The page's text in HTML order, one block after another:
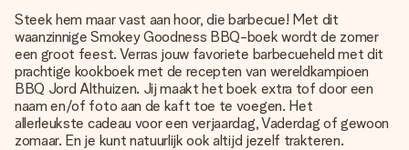
Steek hem maar vast aan hoor, die barbecue! Met dit
waanzinnige Smokey Goodness BBQ-boek wordt de zomer
een groot feest. Verras jouw favoriete barbecueheld met dit
prachtige kookboek met de recepten van wereldkampioen
BBQ Jord Althuizen. Jij maakt het boek extra tof door een
naam en/of foto aan de kaft toe te voegen. Het
allerleukste cadeau voor een verjaardag, Vaderdag of gewoon
zomaar. En je kunt natuurlijk ook altijd jezelf trakteren.